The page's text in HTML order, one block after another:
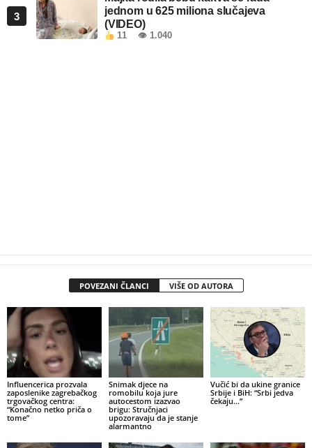
3
jednom u 625 miliona slučajeva
(VIDEO)
11 👁 1.040
POVEZANI ČLANCI VIŠE OD AUTORA
Influencerica prozvala
zaposlenike zagrebačkog
trgovačkog centra:
“Konačno netko priča o
tome”
Snimak djece na
romobilu koja jure
autocestom izazvao
brigu: Stručnjaci
upozoravaju da je stanje
alarmantno
Vučić bi da ukine granice
Srbije i BiH: “Srbi jedva
čekaju…”